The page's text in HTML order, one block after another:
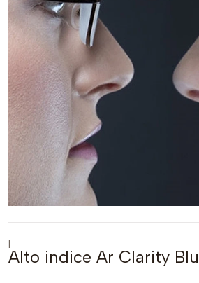
|
Alto indice Ar Clarity